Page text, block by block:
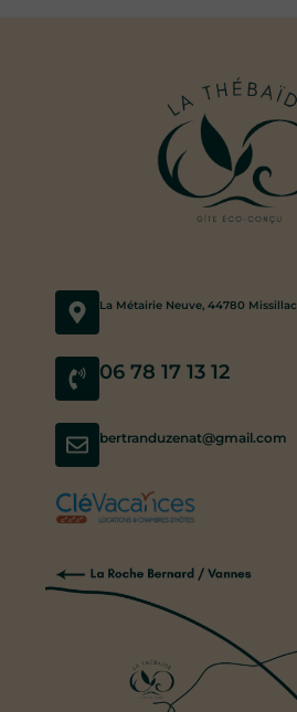
La Métairie Neuve, 44780 Missillac
06 78 17 13 12
bertranduzenat@gmail.com